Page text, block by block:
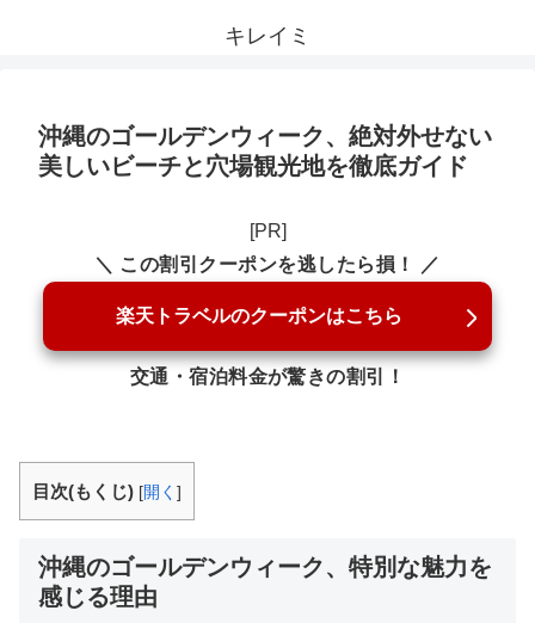
キレイミ
沖縄のゴールデンウィーク、絶対外せない
美しいビーチと穴場観光地を徹底ガイド
[PR]
＼ この割引クーポンを逃したら損！ ／
楽天トラベルのクーポンはこちら
交通・宿泊料金が驚きの割引！
目次(もくじ) [開く ]
沖縄のゴールデンウィーク、特別な魅力を
感じる理由